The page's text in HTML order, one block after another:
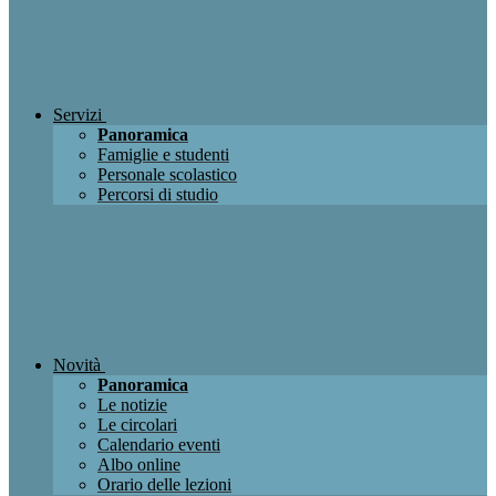
Servizi
Panoramica
Famiglie e studenti
Personale scolastico
Percorsi di studio
Novità
Panoramica
Le notizie
Le circolari
Calendario eventi
Albo online
Orario delle lezioni